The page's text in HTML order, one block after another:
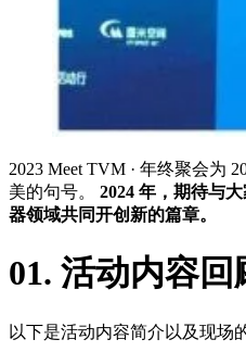
2023 Meet TVM · 年终聚会为
美的句号。 2024 年，期待与
器领域共同开创新的篇章。
01. 活动内容回
以下是活动内容简介以及现场